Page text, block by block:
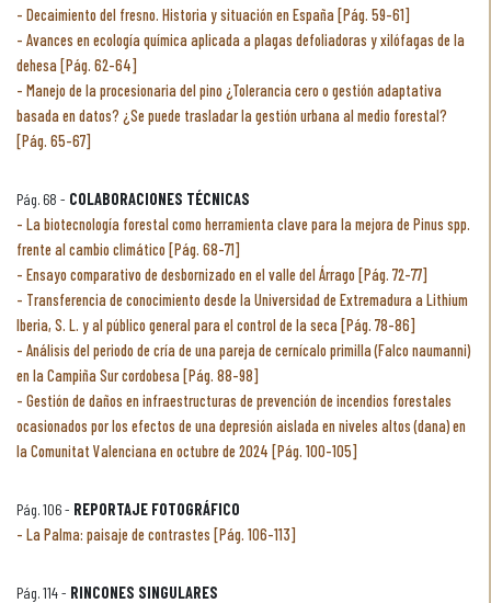
Decaimiento del fresno. Historia y situación en España [Pág. 59-61]
Avances en ecología química aplicada a plagas defoliadoras y xilófagas de la
dehesa [Pág. 62-64]
Manejo de la procesionaria del pino ¿Tolerancia cero o gestión adaptativa
basada en datos? ¿Se puede trasladar la gestión urbana al medio forestal?
[Pág. 65-67]
Pág. 68 - COLABORACIONES TÉCNICAS
La biotecnología forestal como herramienta clave para la mejora de Pinus spp.
frente al cambio climático [Pág. 68-71]
Ensayo comparativo de desbornizado en el valle del Árrago [Pág. 72-77]
Transferencia de conocimiento desde la Universidad de Extremadura a Lithium
Iberia, S. L. y al público general para el control de la seca [Pág. 78-86]
Análisis del periodo de cría de una pareja de cernícalo primilla (Falco naumanni)
en la Campiña Sur cordobesa [Pág. 88-98]
Gestión de daños en infraestructuras de prevención de incendios forestales
ocasionados por los efectos de una depresión aislada en niveles altos (dana) en
la Comunitat Valenciana en octubre de 2024 [Pág. 100-105]
Pág. 106 - REPORTAJE FOTOGRÁFICO
La Palma: paisaje de contrastes [Pág. 106-113]
Pág. 114 - RINCONES SINGULARES